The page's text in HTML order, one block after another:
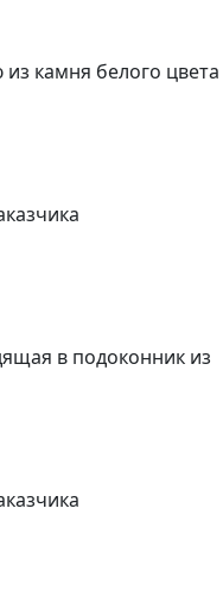
камня белого цвета
в подоконник из